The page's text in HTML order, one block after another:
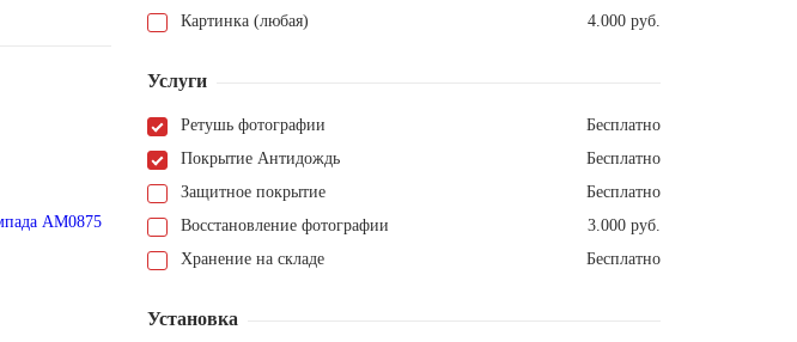
Картинка (любая)
4.000 руб.
Услуги
Ретушь фотографии
Бесплатно
Покрытие Антидождь
Бесплатно
Защитное покрытие
Бесплатно
Восстановление фотографии
3.000 руб.
Хранение на складе
Бесплатно
Установка